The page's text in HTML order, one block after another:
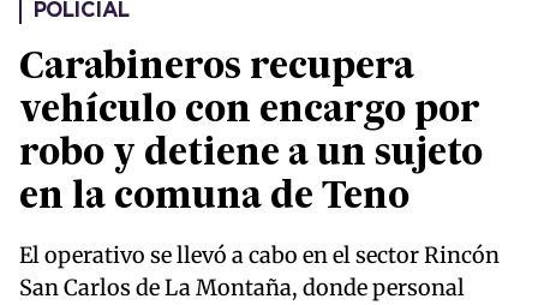
POLICIAL
Carabineros recupera
vehículo con encargo por
robo y detiene a un sujeto
en la comuna de Teno
El operativo se llevó a cabo en el sector Rincón
San Carlos de La Montaña, donde personal